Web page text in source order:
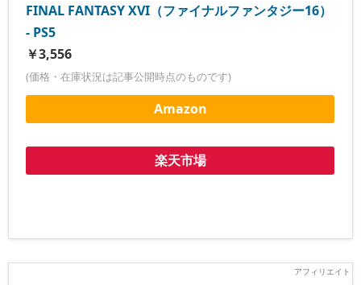
FINAL FANTASY XVI（ファイナルファンタジー16）
- PS5
￥3,556
(価格・在庫状況は記事公開時点のものです)
Amazon
楽天市場